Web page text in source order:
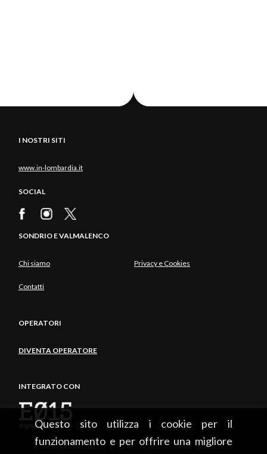
Questo sito utilizza i cookie per il
funzionamento e per offrire una migliore
I NOSTRI SITI
www.in-lombardia.it
SOCIAL
SONDRIO E VALMALENCO
Chi siamo Privacy e Cookies
Contatti
OPERATORI
DIVENTA OPERATORE
INTEGRATO CON